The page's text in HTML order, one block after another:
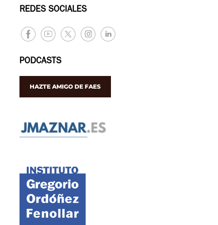
REDES SOCIALES
PODCASTS
HAZTE AMIGO DE FAES